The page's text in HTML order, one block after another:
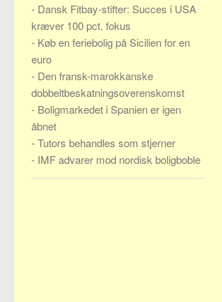
- Dansk Fitbay-stifter: Succes i USA
kræver 100 pct. fokus
- Køb en feriebolig på Sicilien for en
euro
- Den fransk-marokkanske
dobbeltbeskatningsoverenskomst
- Boligmarkedet i Spanien er igen
åbnet
-Tutors behandles som stjerner
- IMF advarer mod nordisk boligboble